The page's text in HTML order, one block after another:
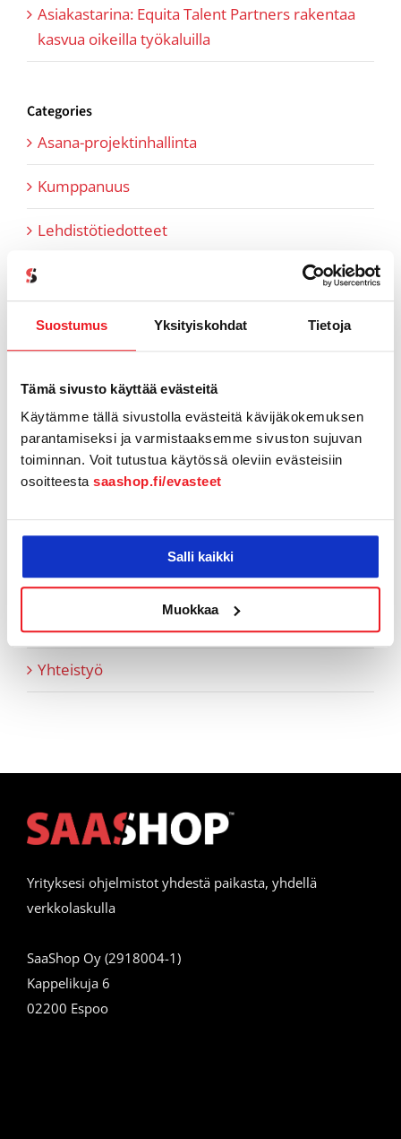
Suostumus Yksityiskohdat Tietoja
Tämä sivusto käyttää evästeitä
Käytämme tällä sivustolla evästeitä kävijäkokemuksen
parantamiseksi ja varmistaaksemme sivuston sujuvan
toiminnan. Voit tutustua käytössä oleviin evästeisiin
osoitteesta saashop.fi/evasteet
Salli kaikki
Muokkaa
Asiakastarina: Equita Talent Partners rakentaa
kasvua oikeilla työkaluilla
Categories
Asana-projektinhallinta
Kumppanuus
Lehdistötiedotteet
Pipedrive
SaaShop tuotteet & uutiset
Tukiartikkelit
Vapaamuotoiset tarinoinnit
Webinaaritallenteet
Yhteistyö
Yrityksesi ohjelmistot yhdestä paikasta, yhdellä
verkkolaskulla
SaaShop Oy (2918004-1)
Kappelikuja 6
02200 Espoo